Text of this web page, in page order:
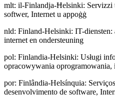
mlt: il-Finlandja-Ħelsinki: Servizzi
softwer, Internet u appoġġ
nld: Finland-Helsinki: IT-
internet en ondersteuning
pol: Finlandia-Helsinki: Usługi
opracowywania oprogramowania,
por: Finlândia-Helsínquia:
desenvolvimento de software,